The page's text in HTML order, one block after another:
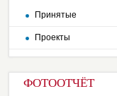
Принятые
Проекты
ФОТООТЧЁТ